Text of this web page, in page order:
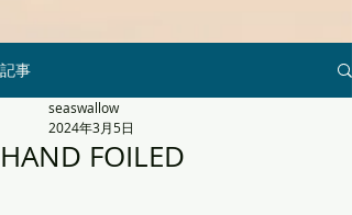
記事
HAND FOILED
seaswallow
2024年3月5日